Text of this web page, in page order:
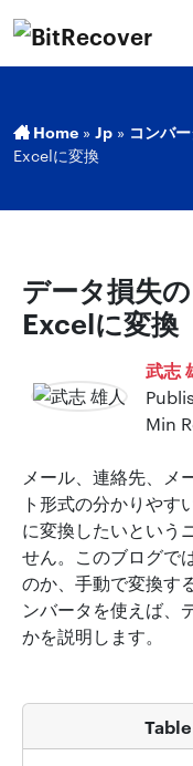
Home » Jp » コンバー
Excelに変換
データ損失
Excelに変換
武志
Min
メール、連絡先、メ
ト形式の分かりやす
に変換したいという
せん。このブログで
のか、手動で変換す
ンバータを使えば、
かを説明します。